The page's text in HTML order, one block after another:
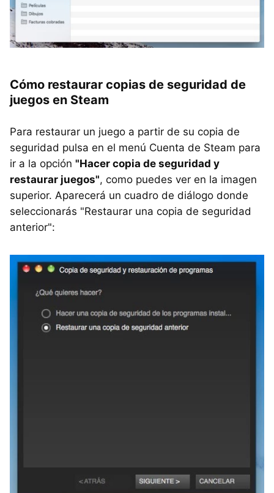
Cómo restaurar copias de seguridad de
juegos en Steam
Para restaurar un juego a partir de su copia de
seguridad pulsa en el menú Cuenta de Steam para
ir a la opción "Hacer copia de seguridad y
restaurar juegos", como puedes ver en la imagen
superior. Aparecerá un cuadro de diálogo donde
seleccionarás "Restaurar una copia de seguridad
anterior":